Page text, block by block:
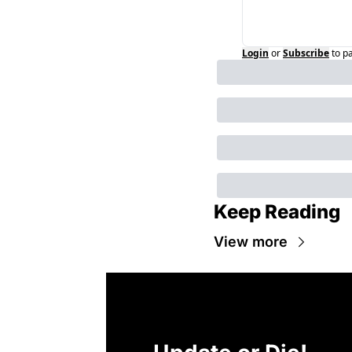
Login orSubscribeto
Keep Reading
View more